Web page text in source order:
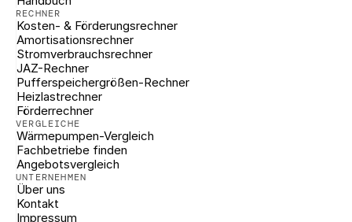
RECHNER
Kosten- & Förderungsrechner
Amortisationsrechner
Stromverbrauchsrechner
JAZ-Rechner
Pufferspeichergrößen-Rechner
Heizlastrechner
Förderrechner
VERGLEICHE
Wärmepumpen-Vergleich
Fachbetriebe finden
Angebotsvergleich
UNTERNEHMEN
Über uns
Kontakt
Impressum